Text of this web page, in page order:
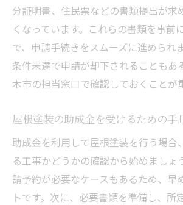
分証明書、住民票などの書類提出が求
くなっています。これらの書類を事前
で、申請手続きをスムーズに進められ
条件未達で申請が却下されることもあ
木市の担当窓口で確認しておくことが
屋根塗装の助成金を受けるための手
助成金を利用して屋根塗装を行う場合
る工事かどうかの確認から始めましょ
請予約が必要なケースもあるため、早
トです。次に、必要書類を準備し、所